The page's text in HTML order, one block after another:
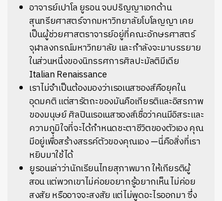
อาจารย์เปาโล ยูรอน จบปริญญาเอกด้าน
สุนทรียศาสตร์จากมหาวิทยาลัยโบโลญญา เคย
เป็นผู้ช่วยศาสตราจารย์อยู่ที่คณะอักษรศาสตร์
จุฬาลงกรณ์มหาวิทยาลัย และกำลังจะมาบรรยาย
ในส่วนหนึ่งของนิทรรศการศิลปะมัลติมีเดีย
Italian Renaissance
เราไม่จำเป็นต้องมองว่าเรอเนสซองส์คือยุคใน
อุดมคติ แต่สารัตถะของมันคือเกียรติและอิสรภาพ
ของมนุษย์ ศิลปินเรอเนสซองส์เชื่อว่าคนมีอิสระและ
ความภูมิใจที่จะได้กำหนดชะตาชีวิตของตัวเอง คุณ
มีอยู่เพื่อสร้างสรรค์ตัวของคุณเอง —นี่คือสิ่งที่เรา
หยิบมาใช้ได้
ยูรอนเล่าว่านักเรียนไทยสุภาพมาก ให้เกียรติผู้
สอน แต่พวกเขาไม่ค่อยอยากรู้อยากเห็น ไม่ค่อย
สงสัย หรืออาจจะสงสัย แต่ไม่พูดอะไรออกมา ซึ่ง